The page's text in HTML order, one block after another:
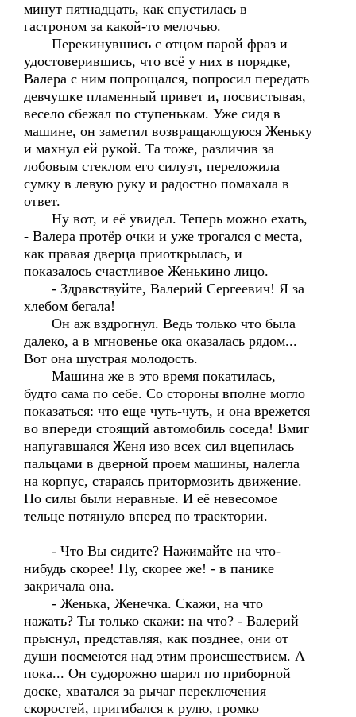
минут пятнадцать, как спустилась в
гастроном за какой-то мелочью.
Перекинувшись с отцом парой фраз и
удостоверившись, что всё у них в порядке,
Валера с ним попрощался, попросил передать
девчушке пламенный привет и, посвистывая,
весело сбежал по ступенькам. Уже сидя в
машине, он заметил возвращающуюся Женьку
и махнул ей рукой. Та тоже, различив за
лобовым стеклом его силуэт, переложила
сумку в левую руку и радостно помахала в
ответ.
Ну вот, и её увидел. Теперь можно ехать,
- Валера протёр очки и уже трогался с места,
как правая дверца приоткрылась, и
показалось счастливое Женькино лицо.
- Здравствуйте, Валерий Сергеевич! Я за
хлебом бегала!
Он аж вздрогнул. Ведь только что была
далеко, а в мгновенье ока оказалась рядом...
Вот она шустрая молодость.
Машина же в это время покатилась,
будто сама по себе. Со стороны вполне могло
показаться: что еще чуть-чуть, и она врежется
во впереди стоящий автомобиль соседа! Вмиг
напугавшаяся Женя изо всех сил вцепилась
пальцами в дверной проем машины, налегла
на корпус, стараясь притормозить движение.
Но силы были неравные. И её невесомое
тельце потянуло вперед по траектории.
- Что Вы сидите? Нажимайте на что-
нибудь скорее! Ну, скорее же! - в панике
закричала она.
- Женька, Женечка. Скажи, на что
нажать? Ты только скажи: на что? - Валерий
прыснул, представляя, как позднее, они от
души посмеются над этим происшествием. А
пока... Он судорожно шарил по приборной
доске, хватался за рычаг переключения
скоростей, пригибался к рулю, громко